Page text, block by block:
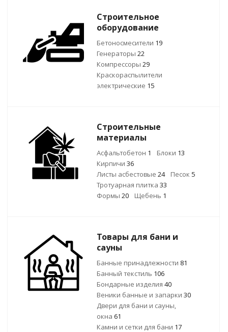
Строительное
оборудование
Бетоносмесители 19
Генераторы 22
Компрессоры 29
Краскораспылители
электрические 15
Строительные
материалы
Асфальтобетон 1 Блоки 13
Кирпичи 36
Листы асбестовые 24 Песок 5
Тротуарная плитка 33
Формы 20 Щебень 1
Товары для бани и
сауны
Банные принадлежности 81
Банный текстиль 106
Бондарные изделия 40
Веники банные и запарки 30
Двери для бани и сауны,
окна 61
Камни и сетки для бани 17